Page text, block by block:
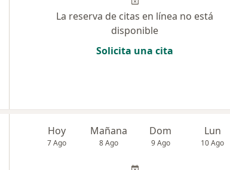
La reserva de citas en línea no está
disponible
Solicita una cita
Hoy
7 Ago
Mañana
8 Ago
Dom
9 Ago
Lun
10 Ago